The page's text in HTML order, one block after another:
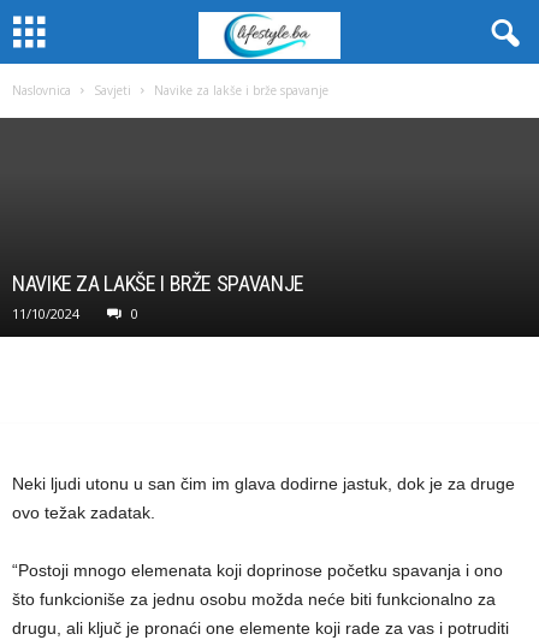
Naslovnica Savjeti Navike za lakše i brže spavanje
NAVIKE ZA LAKŠE I BRŽE SPAVANJE
11/10/2024 0
Neki ljudi utonu u san čim im glava dodirne jastuk, dok je za druge
ovo težak zadatak.
“Postoji mnogo elemenata koji doprinose početku spavanja i ono
što funkcioniše za jednu osobu možda neće biti funkcionalno za
drugu, ali ključ je pronaći one elemente koji rade za vas i potruditi